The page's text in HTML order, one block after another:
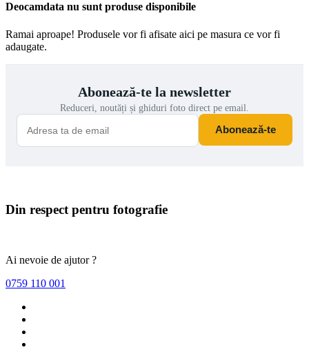
Deocamdata nu sunt produse disponibile
Ramai aproape! Produsele vor fi afisate aici pe masura ce vor fi
adaugate.
Abonează-te la newsletter
Reduceri, noutăți și ghiduri foto direct pe email.
Abonează-te
Din respect pentru fotografie
Ai nevoie de ajutor ?
0759 110 001